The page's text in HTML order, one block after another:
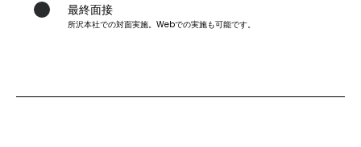
最終面接
所沢本社での対面実施。Webでの実施も可能です。